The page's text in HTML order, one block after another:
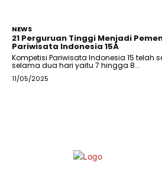
NEWS
21 Perguruan Tinggi Menjadi
Pariwisata Indonesia 15Â
Kompetisi Pariwisata Indonesia 15 telah
selama dua hari yaitu 7 hingga 8...
11/05/2025